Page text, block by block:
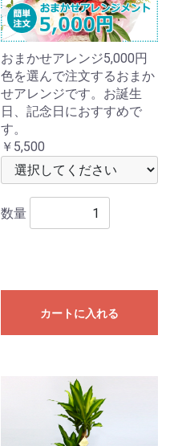
おまかせアレンジ5,000円
色を選んで注文するおまか
せアレンジです。お誕生
日、記念日におすすめで
す。
￥5,500
数量
カートに入れる